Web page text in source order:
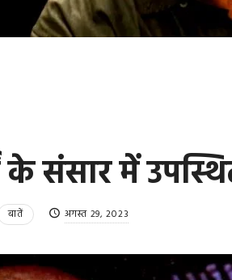
संसार में
बातें अगस्त 29, 2023